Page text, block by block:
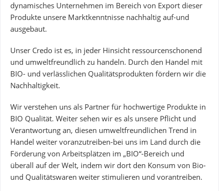
dynamisches Unternehmen im Bereich von Export dieser
Produkte unsere Marktkenntnisse nachhaltig auf-und
ausgebaut.
Unser Credo ist es, in jeder Hinsicht ressourcenschonend
und umweltfreundlich zu handeln. Durch den Handel mit
BIO- und verlässlichen Qualitätsprodukten fördern wir die
Nachhaltigkeit.
Wir verstehen uns als Partner für hochwertige Produkte in
BIO Qualität. Weiter sehen wir es als unsere Pflicht und
Verantwortung an, diesen umweltfreundlichen Trend in
Handel weiter voranzutreiben-bei uns im Land durch die
Förderung von Arbeitsplätzen im „BIO“-Bereich und
überall auf der Welt, indem wir dort den Konsum von Bio-
und Qualitätswaren weiter stimulieren und vorantreiben.